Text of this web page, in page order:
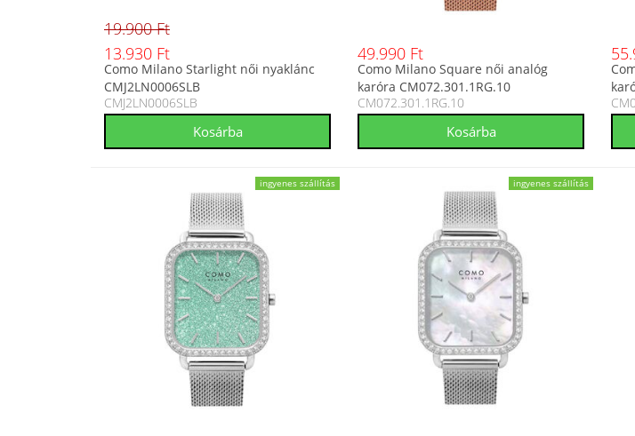
19.900 Ft
13.930 Ft
Como Milano Starlight női nyaklánc
CMJ2LN0006SLB
CMJ2LN0006SLB
49.990 Ft
Como Milano Square női analóg
karóra CM072.301.1RG.10
CM072.301.1RG.10
ingyenes szállítás ingyenes szállítás